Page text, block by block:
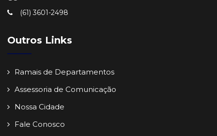
(61) 3601-2498
Outros Links
Ramais de Departamentos
Assessoria de Comunicação
Nossa Cidade
Fale Conosco